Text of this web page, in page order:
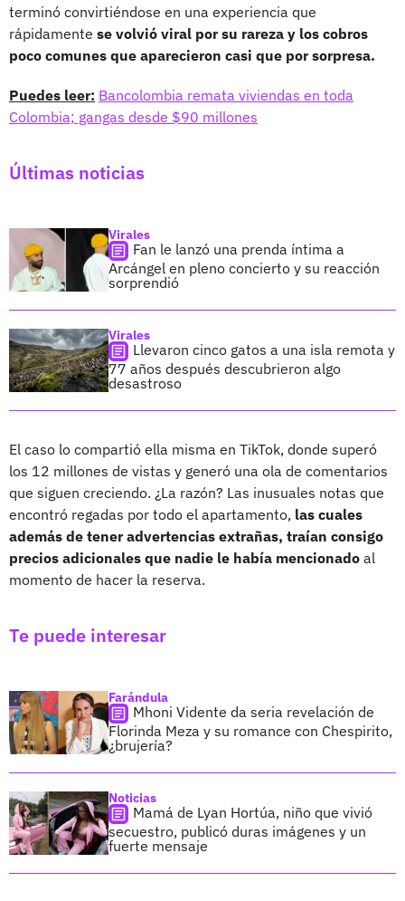
terminó convirtiéndose en una experiencia que
rápidamente se volvió viral por su rareza y los cobros
poco comunes que aparecieron casi que por sorpresa.
Puedes leer: Bancolombia remata viviendas en toda
Colombia; gangas desde $90 millones
Últimas noticias
Virales
Fan le lanzó una prenda íntima a
Arcángel en pleno concierto y su reacción
sorprendió
Virales
Llevaron cinco gatos a una isla remota y
77 años después descubrieron algo
desastroso
El caso lo compartió ella misma en TikTok, donde superó
los 12 millones de vistas y generó una ola de comentarios
que siguen creciendo. ¿La razón? Las inusuales notas que
encontró regadas por todo el apartamento, las cuales
además de tener advertencias extrañas, traían consigo
precios adicionales que nadie le había mencionado al
momento de hacer la reserva.
Te puede interesar
Farándula
Mhoni Vidente da seria revelación de
Florinda Meza y su romance con Chespirito,
¿brujería?
Noticias
Mamá de Lyan Hortúa, niño que vivió
secuestro, publicó duras imágenes y un
fuerte mensaje